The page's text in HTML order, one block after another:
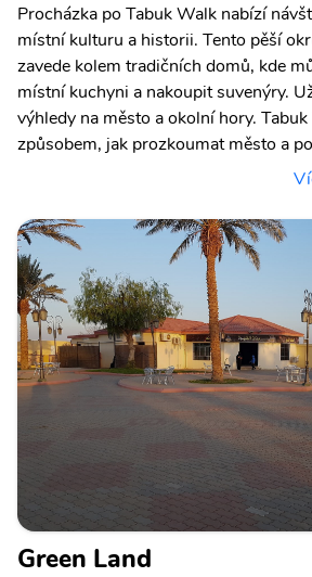
Procházka po Tabuk Walk nabízí
místní kulturu a historii. Tento pěší
zavede kolem tradičních domů, kde
místní kuchyni a nakoupit suvenýry.
výhledy na město a okolní hory.
způsobem, jak prozkoumat město a
Green Land